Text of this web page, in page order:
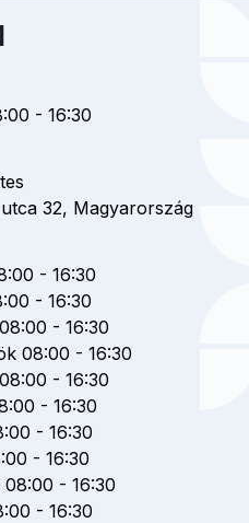
- 16:30
32, Magyarország
- 16:30
- 16:30
- 16:30
08:00 - 16:30
- 16:30
- 16:30
- 16:30
- 16:30
08:00 - 16:30
- 16:30